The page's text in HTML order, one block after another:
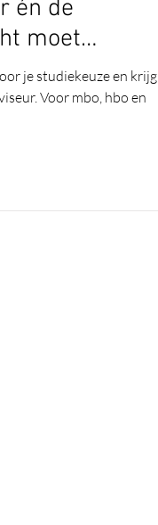
én de
moet
je studiekeuze en krijg
Voor mbo, hbo en